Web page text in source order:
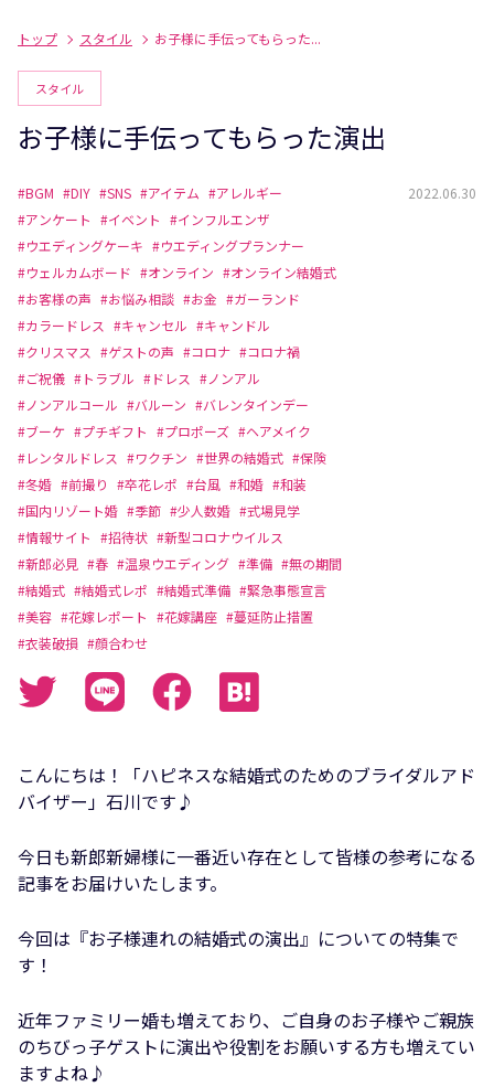
トップ スタイル お子様に手伝ってもらった...
スタイル
お子様に手伝ってもらった演出
#BGM #DIY #SNS #アイテム #アレルギー
#アンケート #イベント #インフルエンザ
#ウエディングケーキ #ウエディングプランナー
#ウェルカムボード #オンライン #オンライン結婚式
#お客様の声 #お悩み相談 #お金 #ガーランド
#カラードレス #キャンセル #キャンドル
#クリスマス #ゲストの声 #コロナ #コロナ禍
#ご祝儀 #トラブル #ドレス #ノンアル
#ノンアルコール #バルーン #バレンタインデー
#ブーケ #プチギフト #プロポーズ #ヘアメイク
#レンタルドレス #ワクチン #世界の結婚式 #保険
#冬婚 #前撮り #卒花レポ #台風 #和婚 #和装
#国内リゾート婚 #季節 #少人数婚 #式場見学
#情報サイト #招待状 #新型コロナウイルス
#新郎必見 #春 #温泉ウエディング #準備 #無の期間
#結婚式 #結婚式レポ #結婚式準備 #緊急事態宣言
#美容 #花嫁レポート #花嫁講座 #蔓延防止措置
#衣装破損 #顔合わせ
2022.06.30
こんにちは！「ハピネスな結婚式のためのブライダルアド
バイザー」石川です♪
今日も新郎新婦様に一番近い存在として皆様の参考になる
記事をお届けいたします。
今回は『お子様連れの結婚式の演出』についての特集で
す！
近年ファミリー婚も増えており、ご自身のお子様やご親族
のちびっ子ゲストに演出や役割をお願いする方も増えてい
ますよね♪